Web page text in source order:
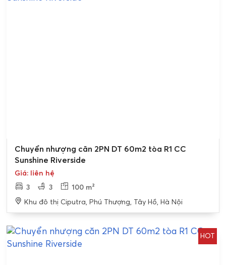
Bán gấp
Chuyển nhượng căn 2PN DT 60m2 tòa R1 CC
Sunshine Riverside
Giá: liên hệ
3
3 100 m²
Khu đô thị Ciputra, Phú Thượng, Tây Hồ, Hà Nội
HOT